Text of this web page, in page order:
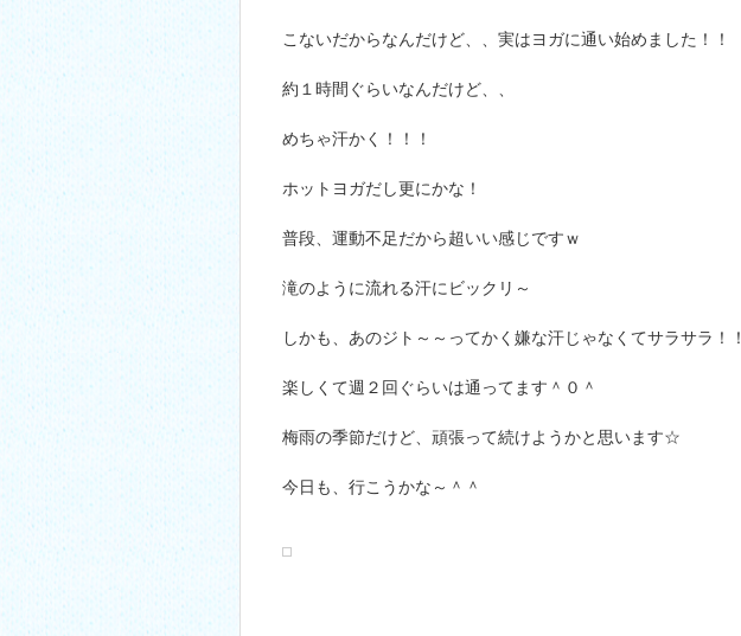
こないだからなんだけど、、実はヨガに通い始めました！！
約１時間ぐらいなんだけど、、
めちゃ汗かく！！！
ホットヨガだし更にかな！
普段、運動不足だから超いい感じですｗ
滝のように流れる汗にビックリ～
しかも、あのジト～～ってかく嫌な汗じゃなくてサラサラ！！
楽しくて週２回ぐらいは通ってます＾０＾
梅雨の季節だけど、頑張って続けようかと思います☆
今日も、行こうかな～＾＾